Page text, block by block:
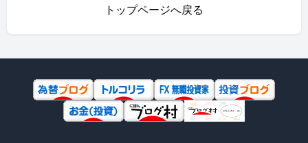
トップページへ戻る